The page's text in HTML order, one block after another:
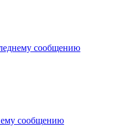
сообщению
сообщению